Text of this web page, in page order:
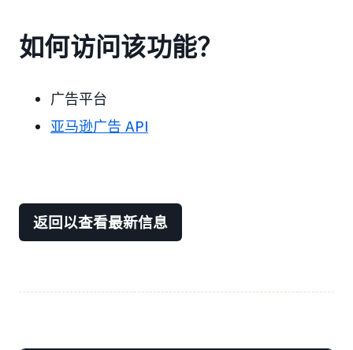
如何访问该功能？
广告平台
亚马逊广告 API
返回以查看最新信息